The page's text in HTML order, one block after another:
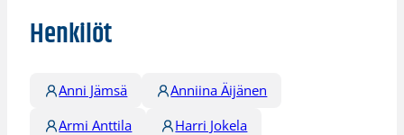
Henkilöt
Anni Jämsä
Anniina Äijänen
Armi Anttila
Harri Jokela